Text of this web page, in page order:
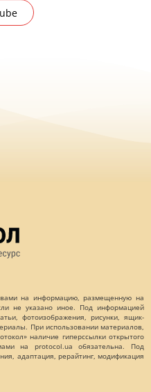
на информацию, размещенную на
не указано иное. Под информацией
фотоизображения, рисунки, ящик-
При использовании материалов,
наличие гиперссылки открытого
на protocol.ua обязательна. Под
адаптация, рерайтинг, модификация